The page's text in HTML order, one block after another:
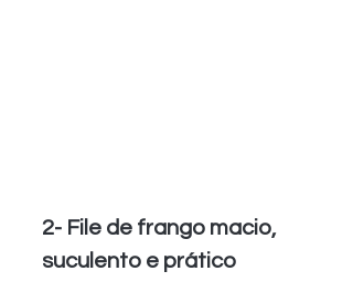
2- File de frango macio,
suculento e prático